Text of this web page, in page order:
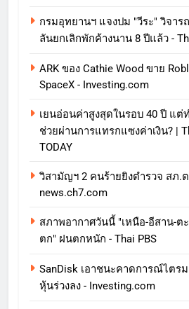
กรมอุทยานฯ แจงปม "วีระ" วิจ
ลันยกเลิกพักค้างนาน 8 ปีแล้ว -
ARK ของ Cathie Wood ขาย
SpaceX - Investing.com
เยนอ่อนค่าสูงสุดในรอบ 40 ปี แต่
ช่วยผ่านการแทรกแซงค่าเงิน? |
TODAY
วิสามัญฯ 2 คนร้ายยิงตำรวจ สภ.
news.ch7.com
สภาพอากาศวันนี้ "เหนือ-อีสาน-ต
ตก" ฝนตกหนัก - Thai PBS
SanDisk เอาชนะคาดการณ์ไตร
หุ้นร่วงลง - Investing.com